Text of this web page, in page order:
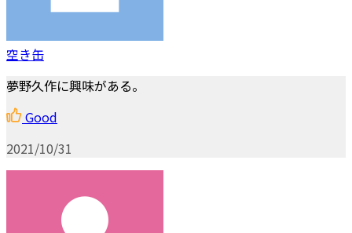
空き缶
夢野久作に興味がある。
Good
2021/10/31